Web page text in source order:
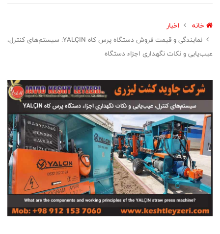
وضعیت
ناوبری
خانه
اخبار
نمایندگی و قیمت فروش دستگاه پرس کاه YALÇIN: سیستم‌های کنترل،
عیب‌یابی و نکات نگهداری اجزاء دستگاه